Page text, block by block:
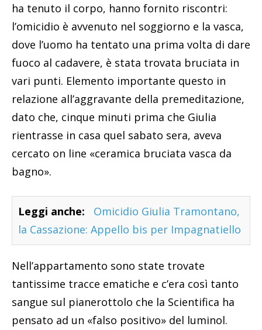
ha tenuto il corpo, hanno fornito riscontri:
l’omicidio è avvenuto nel soggiorno e la vasca,
dove l’uomo ha tentato una prima volta di dare
fuoco al cadavere, è stata trovata bruciata in
vari punti. Elemento importante questo in
relazione all’aggravante della premeditazione,
dato che, cinque minuti prima che Giulia
rientrasse in casa quel sabato sera, aveva
cercato on line «ceramica bruciata vasca da
bagno».
Leggi anche:
Omicidio Giulia Tramontano,
la Cassazione: Appello bis per Impagnatiello
Nell’appartamento sono state trovate
tantissime tracce ematiche e c’era così tanto
sangue sul pianerottolo che la Scientifica ha
pensato ad un «falso positivo» del luminol.